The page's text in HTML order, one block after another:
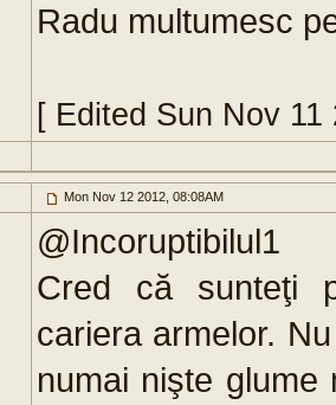
Radu multumesc
[ Edited Sun Nov 11
Mon Nov 12 2012, 08:08AM
@Incoruptibilul1
Cred că sunteţi
cariera armelor.
numai nişte